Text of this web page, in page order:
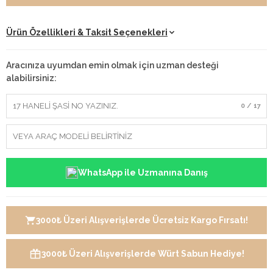
Ürün Özellikleri & Taksit Seçenekleri
Aracınıza uyumdan emin olmak için uzman desteği
alabilirsiniz:
0 / 17
WhatsApp ile Uzmanına Danış
3000₺ Üzeri Alışverişlerde Ücretsiz Kargo Fırsatı!
3000₺ Üzeri Alışverişlerde Würt Sabun Hediye!